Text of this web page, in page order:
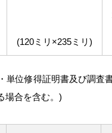
(120ミリ×235ミリ)
単位修得証明書及び調査
場合を含む。)